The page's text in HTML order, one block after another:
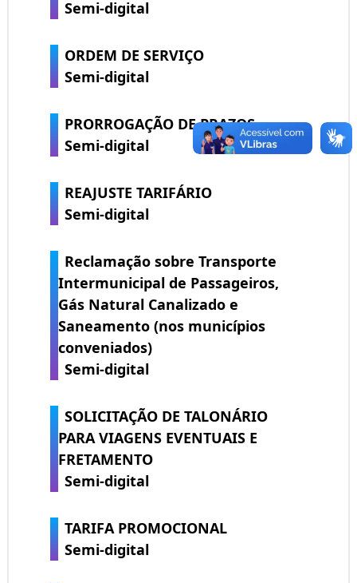
Semi-digital
ORDEM DE SERVIÇO
Semi-digital
PRORROGAÇÃO DE PRAZOS
Semi-digital
REAJUSTE TARIFÁRIO
Semi-digital
Reclamação sobre Transporte
Intermunicipal de Passageiros,
Gás Natural Canalizado e
Saneamento (nos municípios
conveniados)
Semi-digital
SOLICITAÇÃO DE TALONÁRIO
PARA VIAGENS EVENTUAIS E
FRETAMENTO
Semi-digital
TARIFA PROMOCIONAL
Semi-digital